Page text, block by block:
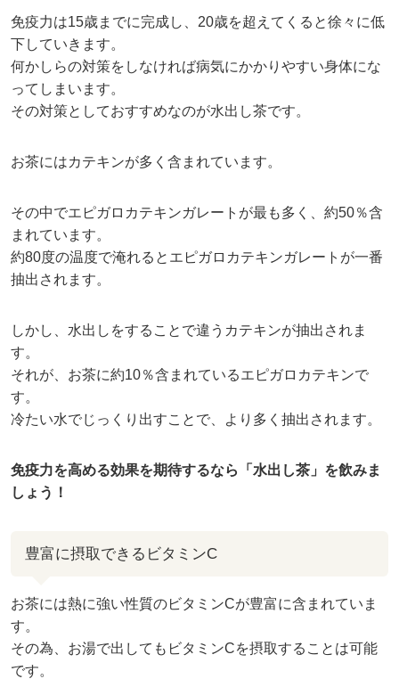
免疫力は15歳までに完成し、20歳を超えてくると徐々に低
下していきます。
何かしらの対策をしなければ病気にかかりやすい身体にな
ってしまいます。
その対策としておすすめなのが水出し茶です。
お茶にはカテキンが多く含まれています。
その中でエピガロカテキンガレートが最も多く、約50％含
まれています。
約80度の温度で淹れるとエピガロカテキンガレートが一番
抽出されます。
しかし、水出しをすることで違うカテキンが抽出されま
す。
それが、お茶に約10％含まれているエピガロカテキンで
す。
冷たい水でじっくり出すことで、より多く抽出されます。
免疫力を高める効果を期待するなら「水出し茶」を飲みま
しょう！
豊富に摂取できるビタミンC
お茶には熱に強い性質のビタミンCが豊富に含まれていま
す。
その為、お湯で出してもビタミンCを摂取することは可能
です。